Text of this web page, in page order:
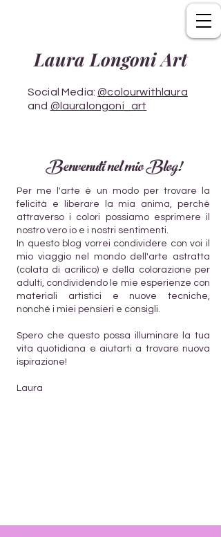
Laura Longoni Art
Social Media:@colourwithlaura
and @lauralongoni_art
Benvenuti nel mio Blog!
Per me l'arte è un modo per trovare la
felicità e liberare la mia anima, perché
attraverso i colori possiamo esprimere il
nostro vero io e i nostri sentimenti.
In questo blog vorrei condividere con voi il
mio viaggio nel mondo dell'arte astratta
(colata di acrilico) e della colorazione per
adulti, condividendo le mie esperienze con
materiali artistici e nuove tecniche,
nonché i miei pensieri e consigli.
Spero che questo possa illuminare la tua
vita quotidiana e aiutarti a trovare nuova
ispirazione!
Laura